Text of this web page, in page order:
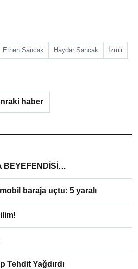
Ethen Sancak Haydar Sancak İzmir
haber
BEYEFENDİSİ…
baraja uçtu: 5 yaralı
Tehdit Yağdırdı